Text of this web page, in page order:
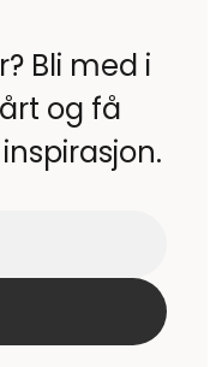
Bli med i
og få